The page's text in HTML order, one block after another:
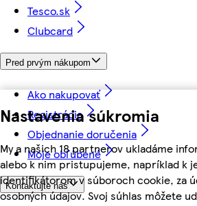
Nastavenia súkromia
My a našich 18 partnerov ukladáme
alebo k nim pristupujeme, napríklad k
identifikátorom v súboroch cookie, za
osobných údajov. Svoj súhlas môžete
Tesco.sk
Clubcard
Pred prvým nákupom
Ako nakupovať
Registrácia
Objednanie doručenia
Moje obľúbené
Kontaktujte nás